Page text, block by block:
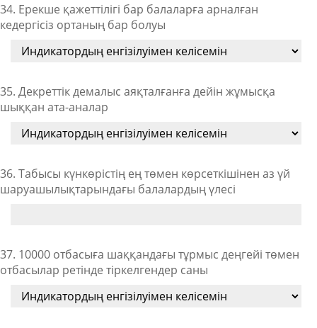
34. Ерекше қажеттілігі бар балаларға арналған
кедергісіз ортаның бар болуы
35. Декреттік демалыс аяқталғанға дейін жұмысқа
шыққан ата-аналар
36. Табысы күнкөрістің ең төмен көрсеткішінен аз үй
шаруашылықтарындағы балалардың үлесі
37. 10000 отбасыға шаққандағы тұрмыс деңгейі төмен
отбасылар ретінде тіркелгендер саны